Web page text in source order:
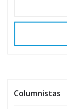
Columnistas